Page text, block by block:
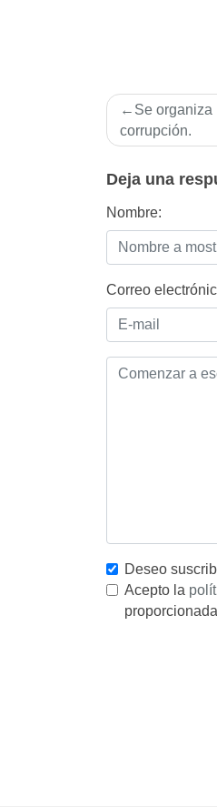
de
Se organiza
corrupción.
Deja una
Nombre:
Correo
Deseo
Acepto la